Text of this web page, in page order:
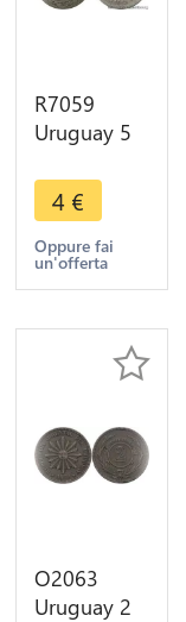
R7059
Uruguay 5
1924 ->
Make offer
4 €
Oppure fai
un'offerta
O2063
Uruguay 2